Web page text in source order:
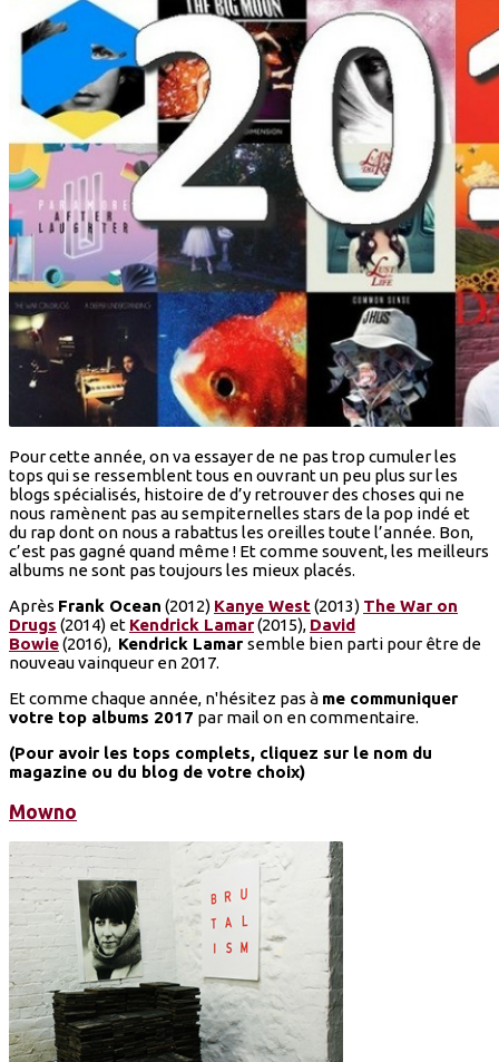
Pour cette année, on va essayer de ne pas trop cumuler les
tops qui se ressemblent tous en ouvrant un peu plus sur les
blogs spécialisés, histoire de d’y retrouver des choses qui ne
nous ramènent pas au sempiternelles stars de la pop indé et
du rap dont on nous a rabattus les oreilles toute l’année. Bon,
c’est pas gagné quand même ! Et comme souvent, les meilleurs
albums ne sont pas toujours les mieux placés.
Après Frank Ocean (2012) Kanye West(2013) The War on
Drugs (2014) et Kendrick Lamar(2015), David
Bowie(2016), Kendrick Lamar semble bien parti pour être de
nouveau vainqueur en 2017.
Et comme chaque année, n'hésitez pas à me communiquer
votre top albums 2017 par mail on en commentaire.
(Pour avoir les tops complets, cliquez sur le nom du
magazine ou du blog de votre choix)
Mowno